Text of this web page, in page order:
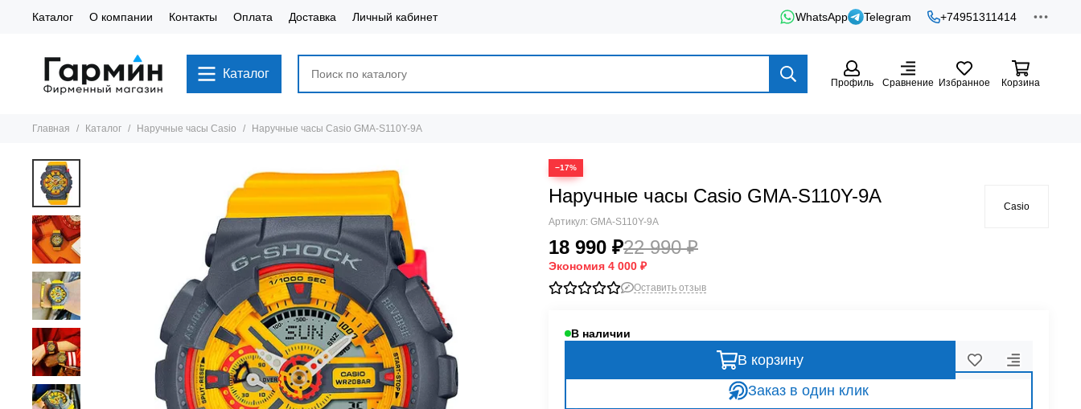
Каталог О компании Контакты Оплата Доставка Личный кабинет WhatsApp Telegram +74951311414
Каталог
Профиль Сравнение Избранное Корзина
Главная Каталог Наручные часы Casio Наручные часы Casio GMA-S110Y-9A
−17%
Наручные часы Casio GMA-S110Y-9A
Артикул: GMA-S110Y-9A
18 990 ₽22 990 ₽
Экономия 4 000 ₽
Casio
Оставить отзыв
В наличии
В корзину
Заказ в один клик